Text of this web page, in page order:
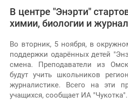
В центре "Энэрти"
химии, биологии и
Во вторник, 5 ноября, в
поддержки одарённых детей
смена. Преподаватели из
будут учить школьников
журналистике. Всего на эти
учащихся, сообщает ИА "Чукотка".